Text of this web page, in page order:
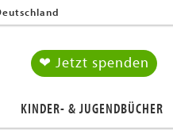
❤ Jetzt spenden
KINDER- & JUGENDBÜCHER